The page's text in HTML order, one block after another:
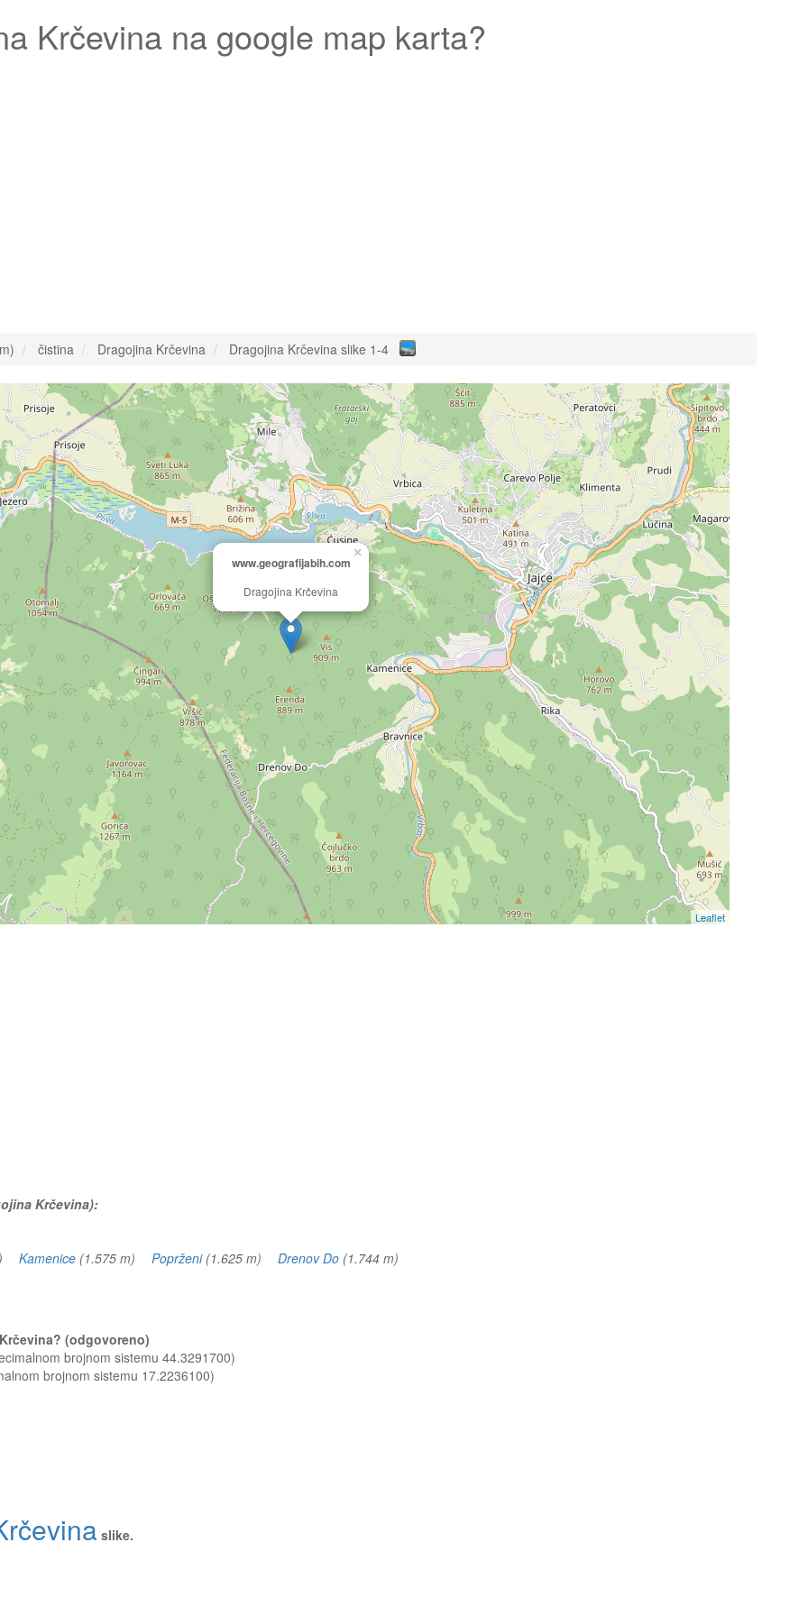
Krčevina na google map karta?
čistina Dragojina Krčevina Dragojina Krčevina slike 1-4
www.geografijabih.com
Dragojina Krčevina
×
Leaflet
Krčevina):
Kamenice (1.575 m) Poprženi(1.625 m) Drenov Do (1.744 m)
(odgovoreno)
brojnom sistemu 44.3291700)
brojnom sistemu 17.2236100)
slike.